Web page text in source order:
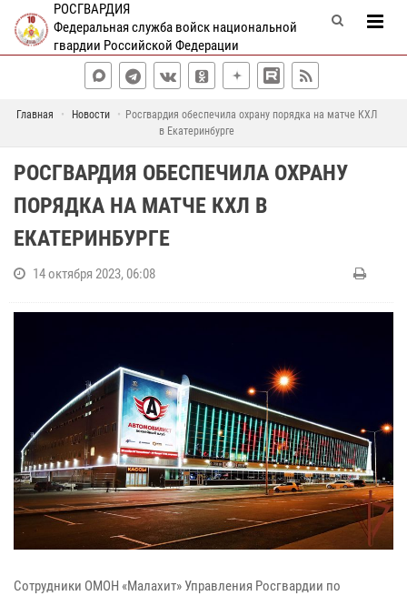
РОСГВАРДИЯ
Федеральная служба войск национальной
гвардии Российской Федерации
Главная Новости
Росгвардия обеспечила охрану порядка на матче КХЛ
в Екатеринбурге
РОСГВАРДИЯ ОБЕСПЕЧИЛА ОХРАНУ
ПОРЯДКА НА МАТЧЕ КХЛ В
ЕКАТЕРИНБУРГЕ
14 октября 2023, 06:08
Сотрудники ОМОН «Малахит» Управления Росгвардии по